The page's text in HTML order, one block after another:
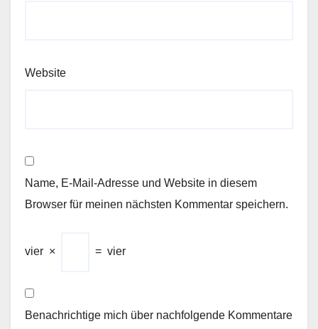
Website
Name, E-Mail-Adresse und Website in diesem
Browser für meinen nächsten Kommentar speichern.
vier × = vier
Benachrichtige mich über nachfolgende Kommentare